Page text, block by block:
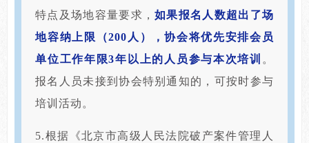
特点及场地容量要求，如果报名人数超出了场
地容纳上限（200人），协会将优先安排会员
单位工作年限3年以上的人员参与本次培训 。
报名人员未接到协会特别通知的，可按时参与
培训活动。
5.根据《北京市高级人民法院破产案件管理人